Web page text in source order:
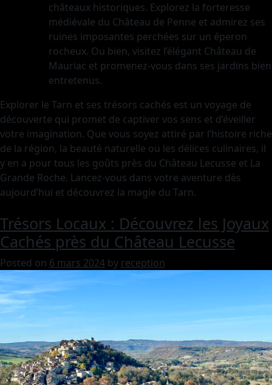
châteaux historiques. Explorez la forteresse
médiévale du Château de Penne et admirez ses
ruines imposantes perchées sur un éperon
rocheux. Ou bien, visitez l’élégant Château de
Mauriac et promenez-vous dans ses jardins bien
entretenus.
Explorer le Tarn et ses trésors cachés est un voyage de
découverte qui promet de captiver vos sens et d’éveiller
votre imagination. Que vous soyez attiré par l’histoire riche
de la région, la beauté naturelle ou les délices culinaires, il
y en a pour tous les goûts près du Château Lecusse et La
Grande Roche. Lancez-vous dans votre aventure dès
aujourd’hui et découvrez la magie du Tarn.
Trésors Locaux : Découvrez les Joyaux
Cachés près du Château Lecusse
Posted on 6 mars 2024 by reception